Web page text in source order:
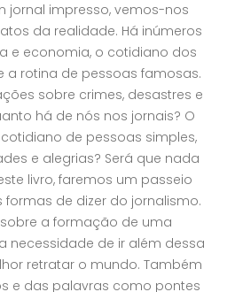
jornal impresso, vemos-nos
da realidade. Há inúmeros
e economia, o cotidiano dos
a rotina de pessoas famosas.
sobre crimes, desastres e
há de nós nos jornais? O
de pessoas simples,
e alegrias? Será que nada
livro, faremos um passeio
de dizer do jornalismo.
a formação de uma
necessidade de ir além dessa
retratar o mundo. Também
e das palavras como pontes